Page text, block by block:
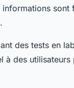
des tests en
à des